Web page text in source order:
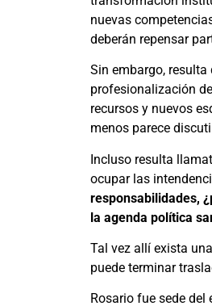
nuevas
deberán repensar
Sin embargo,
profesionalización
recursos y nuevos
menos parece
Incluso resulta
ocupar las
responsabilidades,
la agenda política
Tal vez allí exista
puede terminar
Rosario fue sede